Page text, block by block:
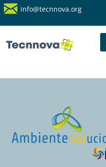
info@tecnnova.org